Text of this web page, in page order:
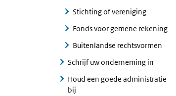
Stichting of vereniging
Fonds voor gemene rekening
Buitenlandse rechtsvormen
Schrijf uw onderneming in
Houd een goede administratie
bij